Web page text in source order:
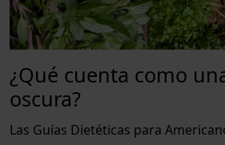
¿Qué cuenta como
oscura?
Las Guías Dietéticas para